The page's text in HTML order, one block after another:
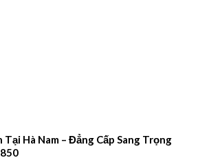
Hà Nam – Đẳng Cấp Sang Trọng